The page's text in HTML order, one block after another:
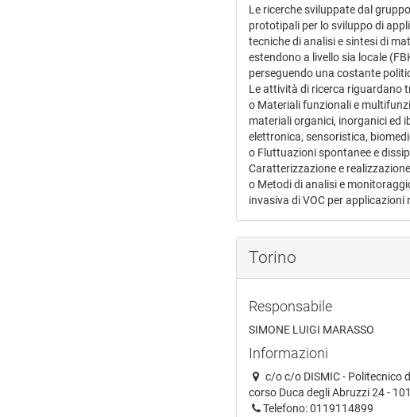
Le ricerche sviluppate dal
prototipali per lo sviluppo di
tecniche di analisi e sintesi di
estendono a livello sia locale
perseguendo una costante
Le attività di ricerca riguardano
o Materiali funzionali e
materiali organici, inorganici ed
elettronica, sensoristica,
o Fluttuazioni spontanee e
Caratterizzazione e
o Metodi di analisi e
invasiva di VOC per
Torino
Responsabile
SIMONE LUIGI MARASSO
Informazioni
c/o c/o DISMIC - Politecnico
corso Duca degli Abruzzi 24 -
Telefono: 0119114899